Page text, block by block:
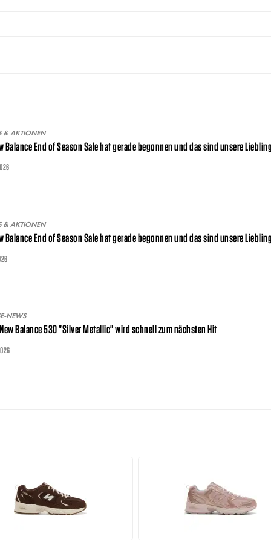
& AKTIONEN
Balance End of Season Sale hat gerade begonnen und das sind unsere
& AKTIONEN
Balance End of Season Sale hat gerade begonnen und das sind unsere
NEWS
Balance 530 "Silver Metallic" wird schnell zum nächsten Hit